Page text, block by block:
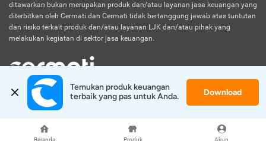
Beranda Produk Akun
ditawarkan bukan merupakan produk dan/atau layanan jasa keuangan yang
diterbitkan oleh Cermati dan Cermati tidak bertanggung jawab atas tuntutan
dan risiko terkait produk dan/atau layanan LJK dan/atau pihak yang
melakukan kegiatan di sektor jasa keuangan.
© 2026 Cermati. All Rights Reserved.
Temukan produk keuangan
terbaik yang pas untuk Anda.
Download